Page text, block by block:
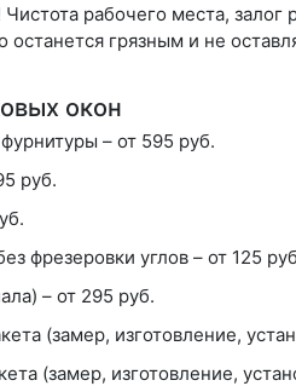
Чистота рабочего места,
грязным и не
окон
– от 595 руб.
руб.
фрезеровки углов – от 125
– от 295 руб.
(замер, изготовление,
(замер, изготовление,